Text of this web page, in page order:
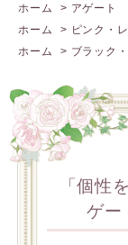
ホーム
> アゲート
ホーム
> ピンク・
ホーム
> ブラック
「個性
ゲー